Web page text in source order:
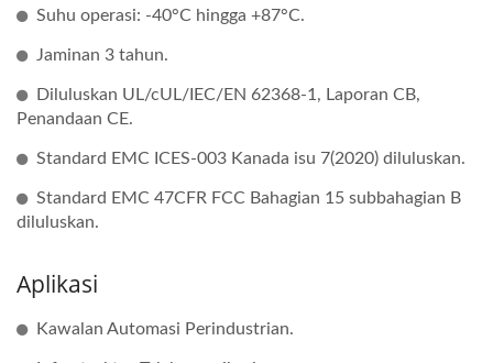
Suhu operasi: -40°C hingga +87°C.
Jaminan 3 tahun.
Diluluskan UL/cUL/IEC/EN 62368-1, Laporan CB,
Penandaan CE.
Standard EMC ICES-003 Kanada isu 7(2020) diluluskan.
Standard EMC 47CFR FCC Bahagian 15 subbahagian B
diluluskan.
Aplikasi
Kawalan Automasi Perindustrian.